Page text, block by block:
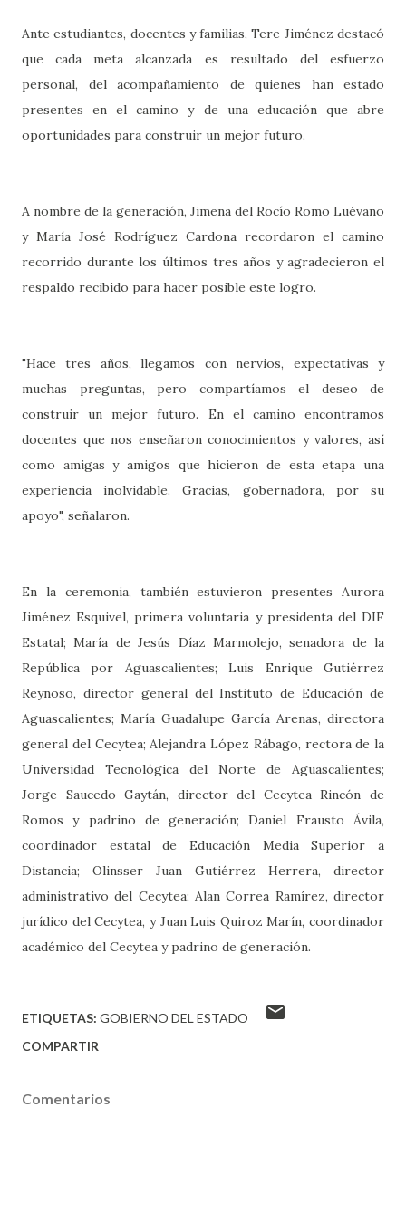
Ante estudiantes, docentes y familias, Tere Jiménez destacó
que cada meta alcanzada es resultado del esfuerzo
personal, del acompañamiento de quienes han estado
presentes en el camino y de una educación que abre
oportunidades para construir un mejor futuro.
A nombre de la generación, Jimena del Rocío Romo Luévano
y María José Rodríguez Cardona recordaron el camino
recorrido durante los últimos tres años y agradecieron el
respaldo recibido para hacer posible este logro.
"Hace tres años, llegamos con nervios, expectativas y
muchas preguntas, pero compartíamos el deseo de
construir un mejor futuro. En el camino encontramos
docentes que nos enseñaron conocimientos y valores, así
como amigas y amigos que hicieron de esta etapa una
experiencia inolvidable. Gracias, gobernadora, por su
apoyo", señalaron.
En la ceremonia, también estuvieron presentes Aurora
Jiménez Esquivel, primera voluntaria y presidenta del DIF
Estatal; María de Jesús Díaz Marmolejo, senadora de la
República por Aguascalientes; Luis Enrique Gutiérrez
Reynoso, director general del Instituto de Educación de
Aguascalientes; María Guadalupe García Arenas, directora
general del Cecytea; Alejandra López Rábago, rectora de la
Universidad Tecnológica del Norte de Aguascalientes;
Jorge Saucedo Gaytán, director del Cecytea Rincón de
Romos y padrino de generación; Daniel Frausto Ávila,
coordinador estatal de Educación Media Superior a
Distancia; Olinsser Juan Gutiérrez Herrera, director
administrativo del Cecytea; Alan Correa Ramírez, director
jurídico del Cecytea, y Juan Luis Quiroz Marín, coordinador
académico del Cecytea y padrino de generación.
ETIQUETAS: GOBIERNO DEL ESTADO
COMPARTIR
Comentarios